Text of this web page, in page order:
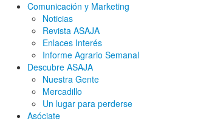
Comunicación y Marketing
Noticias
Revista ASAJA
Enlaces Interés
Informe Agrario Semanal
Descubre ASAJA
Nuestra Gente
Mercadillo
Un lugar para perderse
Asóciate